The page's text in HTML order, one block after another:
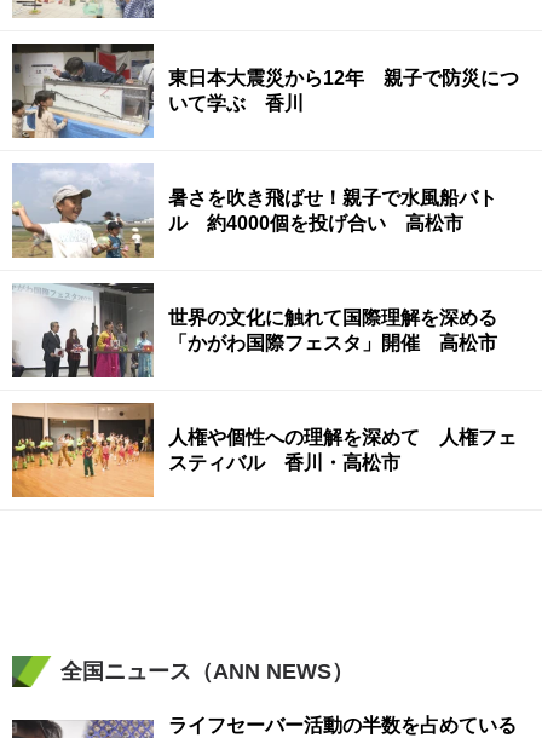
東日本大震災から12年 親子で防災につ
いて学ぶ 香川
暑さを吹き飛ばせ！親子で水風船バト
ル 約4000個を投げ合い 高松市
世界の文化に触れて国際理解を深める
「かがわ国際フェスタ」開催 高松市
人権や個性への理解を深めて 人権フェ
スティバル 香川・高松市
全国ニュース（ANN NEWS）
ライフセーバー活動の半数を占めている